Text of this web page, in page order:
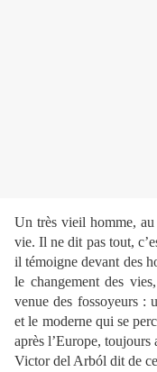
Un très vieil homme,
vie. Il ne dit pas tout,
il témoigne devant des
le changement des
venue des fossoyeurs :
et le moderne qui se
après l’Europe, toujours
Victor del Arból dit de